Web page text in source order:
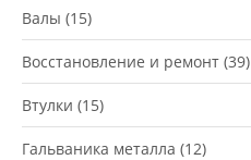
Валы (15)
Восстановление и ремонт (39)
Втулки (15)
Гальваника металла (12)